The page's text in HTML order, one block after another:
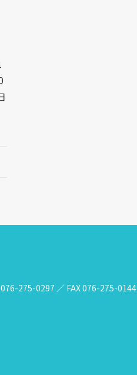
275-0297 ／ FAX 076-275-0144